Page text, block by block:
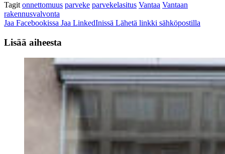
Tagit onnettomuus parveke parvekelasitus Vantaa Vantaan
rakennusvalvonta
Jaa Facebookissa Jaa LinkedInissä Lähetä linkki sähköpostilla
Lisää aiheesta